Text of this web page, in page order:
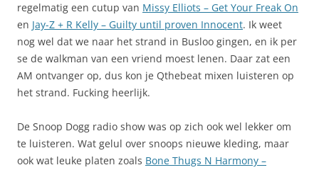
regelmatig een cutup van Missy Elliots – Get Your Freak On
en Jay-Z + R Kelly – Guilty until proven Innocent. Ik weet
nog wel dat we naar het strand in Busloo gingen, en ik per
se de walkman van een vriend moest lenen. Daar zat een
AM ontvanger op, dus kon je Qthebeat mixen luisteren op
het strand. Fucking heerlijk.
De Snoop Dogg radio show was op zich ook wel lekker om
te luisteren. Wat gelul over snoops nieuwe kleding, maar
ook wat leuke platen zoals Bone Thugs N Harmony –